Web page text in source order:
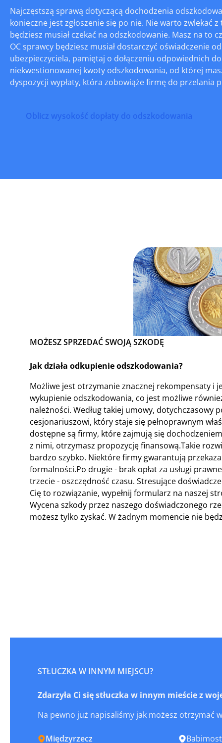
Najczęstszą sprawą dotyczącą dochodzenia
konieczne jest zgłoszenie się po nie. Nie warto zwlekać
będziesz musiał czekać na odszkodowanie. Masz na to
OC sprawcy będziesz musiał dostarczyć oświadczenie
ubezpieczyciela, pamiętaj o dołączeniu odpowiednich
niekwestionowanej kwoty odszkodowania, od której
dyspozycji wypłaty, która zobowiąże firmę do przelania
Oblicz wysokość dopłaty do odszkodowania
MOŻESZ SPRZEDAĆ SWOJĄ SZKODĘ
Jak działa odkupienie odszkodowania?
Możliwe jest otrzymanie znacznej rekompensaty i
wykupienie odszkodowania, co jest możliwe
należności. Według takiej umowy, dotychczasowy
cesjonariuszowi, który staje się pełnoprawnym
dostępne są firmy, które zajmują się
z nimi, otrzymasz propozycję finansową.Takie
bardzo szybko. Niektóre firmy gwarantują
formalności.Po drugie - brak opłat za usługi
trzecie - oszczędność czasu. Stresujące
Cię to rozwiązanie, wypełnij formularz na naszej
Wycena szkody przez naszego doświadczonego
możesz tylko zyskać. W żadnym momencie nie
STŁUCZKA W INNYM MIEJSCU?
Zdarzyła Ci się stłuczka w innym mieście z
Na pewno już napisaliśmy jak możesz otrzymać
Międzyrzecz Babimost